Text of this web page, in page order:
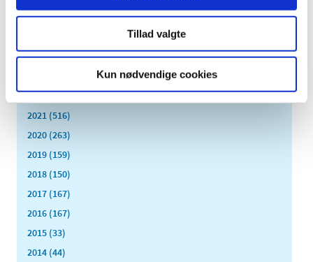
Tillad valgte
Kun nødvendige cookies
februar (11)
2024 (224)
2022 (197)
2021 (516)
2020 (263)
2019 (159)
2018 (150)
2017 (167)
2016 (167)
2015 (33)
2014 (44)